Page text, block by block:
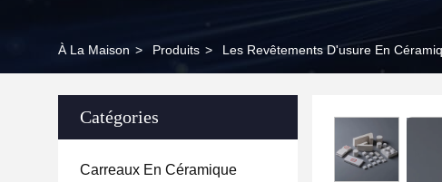
À La Maison > Produits > Les Revêtements D'usure En
Catégories
Carreaux En Céramique